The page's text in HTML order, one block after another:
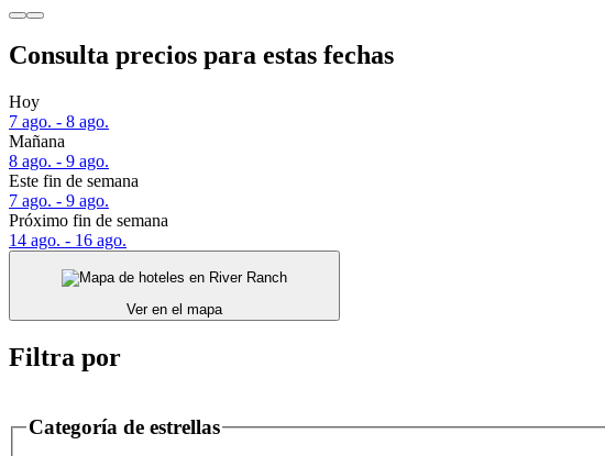
Consulta precios para estas fechas
Hoy
7 ago. - 8 ago.
Mañana
8 ago. - 9 ago.
Este fin de semana
7 ago. - 9 ago.
Próximo fin de semana
14 ago. - 16 ago.
Ver en el mapa
Filtra por
Categoría de estrellas